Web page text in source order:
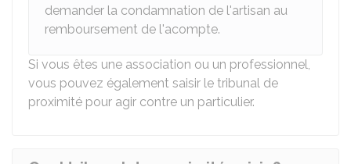
demander la condamnation de l'artisan au
remboursement de l'acompte.
Si vous êtes une association ou un professionnel,
vous pouvez également saisir le tribunal de
proximité pour agir contre un particulier.